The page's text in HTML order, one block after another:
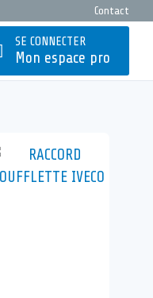
Contact
SE CONNECTER
Mon espace pro